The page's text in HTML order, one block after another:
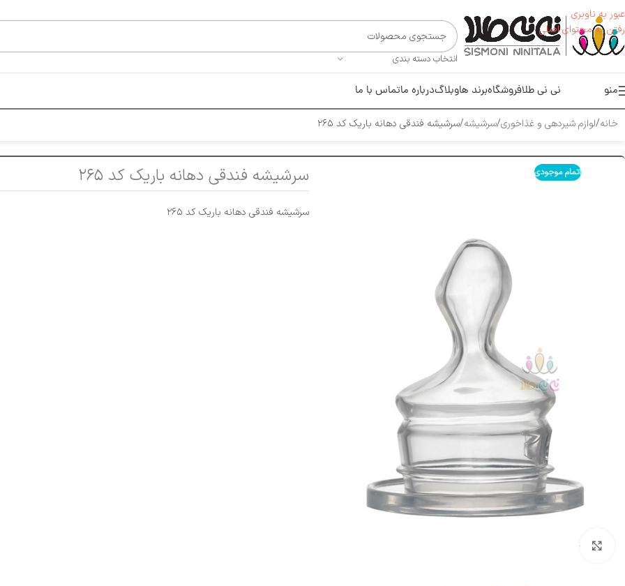
عبور به ناوبری
رفتن به محتوای اصلی
انتخاب دسته بندی
منو نی نی طلافروشگاهبرند هاوبلاگدرباره ماتماس با ما
خانه لوازم شیر‌دهی و غذاخوری سرشیشه سرشیشه فندقی دهانه باریک کد ۲۶۵
اتمام موجودی سرشیشه فندقی دهانه باریک کد ۲۶۵
سرشیشه فندقی دهانه باریک کد ۲۶۵